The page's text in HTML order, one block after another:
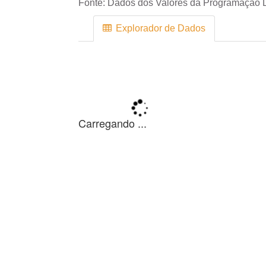
Fonte: Dados dos Valores da Programação
Explorador de Dados